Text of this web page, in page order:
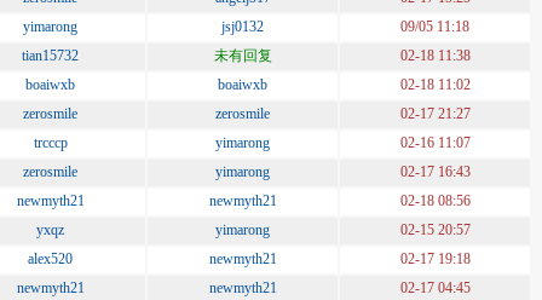
yimarong jsj0132
09/05 11:18
tian15732 未有回复
02-18 11:38
boaiwxb boaiwxb
02-18 11:02
zerosmile zerosmile
02-17 21:27
trcccp yimarong
02-16 11:07
zerosmile yimarong
02-17 16:43
newmyth21 newmyth21
02-18 08:56
yxqz yimarong
02-15 20:57
alex520 newmyth21
02-17 19:18
newmyth21 newmyth21 02-17 04:45